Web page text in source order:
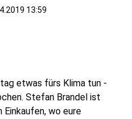
13:59
etwas fürs Klima tun -
Stefan Brandel ist
Einkaufen, wo eure